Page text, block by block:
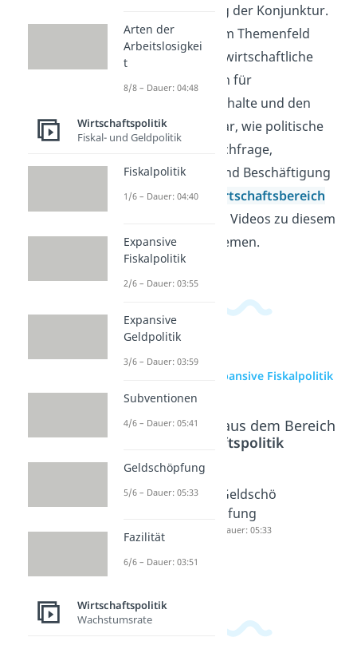
Mittel zur Steuerung der Konjunktur.
Du ordnest in diesem Themenfeld
staatliche Eingriffe, wirtschaftliche
Ziele und ihre Folgen für
Unternehmen, Haushalte und den
Staat ein. So wird klar, wie politische
Entscheidungen Nachfrage,
Wachstum, Preise und Beschäftigung
beeinflussen. Im
Wirtschaftsbereich
findest du passende Videos zu diesem
und verwandten Themen.
zur Videoseite: Expansive Fiskalpolitik
Beliebte Inhalte aus dem Bereich
Wirtschaftspolitik
Expansiv
Geldpolit
Dauer: 03:59
Subventi
Geldschö
pfung
Dauer: 05:33
Arten der
Arbeitslosigkei
t
8/8 – Dauer: 04:48
Wirtschaftspolitik
Fiskal- und Geldpolitik
Fiskalpolitik
1/6 – Dauer: 04:40
Expansive
Fiskalpolitik
2/6 – Dauer: 03:55
Expansive
Geldpolitik
3/6 – Dauer: 03:59
Subventionen
4/6 – Dauer: 05:41
Geldschöpfung
5/6 – Dauer: 05:33
Fazilität
6/6 – Dauer: 03:51
Wirtschaftspolitik
Wachstumsrate